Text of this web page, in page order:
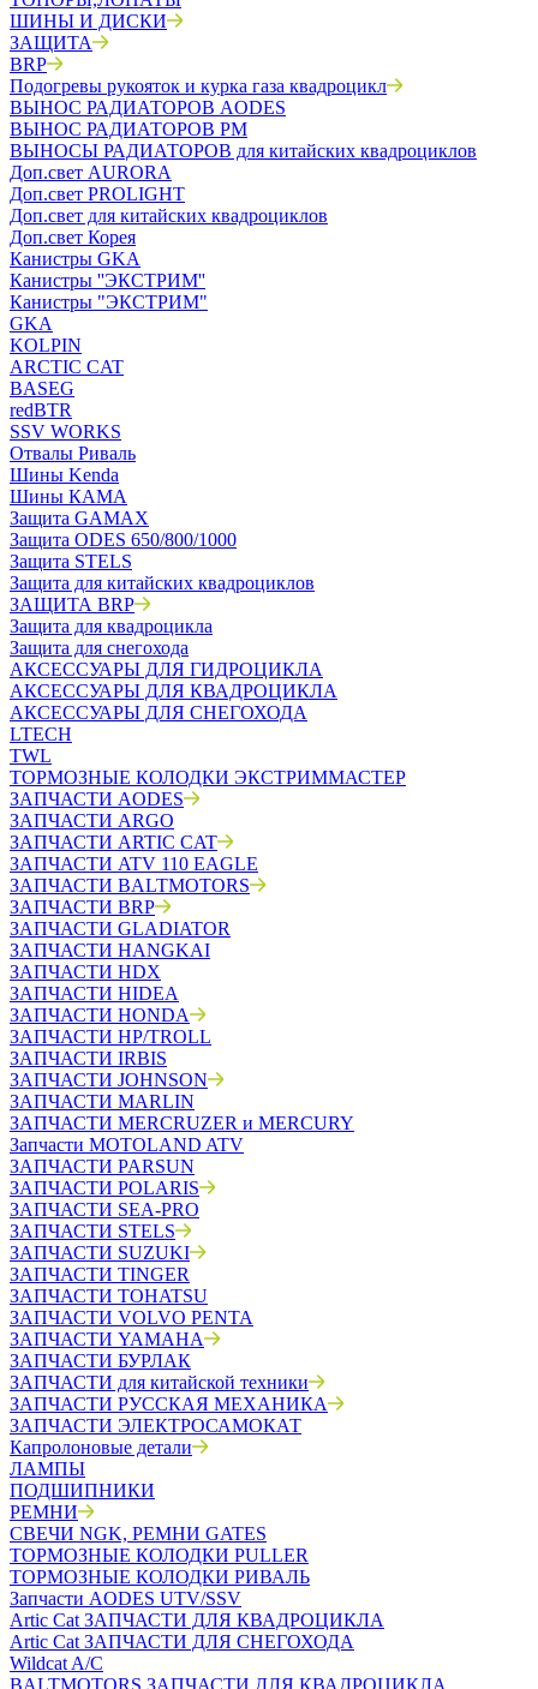
ШИНЫ И ДИСКИ
ЗАЩИТА
BRP
Подогревы рукояток и курка газа квадроцикл
ВЫНОС РАДИАТОРОВ AODES
ВЫНОС РАДИАТОРОВ РМ
ВЫНОСЫ РАДИАТОРОВ для китайских квадроциклов
Доп.свет AURORA
Доп.свет PROLIGHT
Доп.свет для китайских квадроциклов
Доп.свет Корея
Канистры GKA
Канистры ''ЭКСТРИМ''
Канистры "ЭКСТРИМ"
GKA
KOLPIN
ARCTIC CAT
BASEG
redBTR
SSV WORKS
Отвалы Риваль
Шины Kenda
Шины КАМА
Защита GAMAX
Защита ODES 650/800/1000
Защита STELS
Защита для китайских квадроциклов
ЗАЩИТА BRP
Защита для квадроцикла
Защита для снегохода
АКСЕССУАРЫ ДЛЯ ГИДРОЦИКЛА
АКСЕССУАРЫ ДЛЯ КВАДРОЦИКЛА
АКСЕССУАРЫ ДЛЯ СНЕГОХОДА
LTECH
TWL
ТОРМОЗНЫЕ КОЛОДКИ ЭКСТРИММАСТЕР
ЗАПЧАСТИ AODES
ЗАПЧАСТИ ARGO
ЗАПЧАСТИ ARTIC CAT
ЗАПЧАСТИ ATV 110 EAGLE
ЗАПЧАСТИ BALTMOTORS
ЗАПЧАСТИ BRP
ЗАПЧАСТИ GLADIATOR
ЗАПЧАСТИ HANGKAI
ЗАПЧАСТИ HDX
ЗАПЧАСТИ HIDEA
ЗАПЧАСТИ HONDA
ЗАПЧАСТИ HP/TROLL
ЗАПЧАСТИ IRBIS
ЗАПЧАСТИ JOHNSON
ЗАПЧАСТИ MARLIN
ЗАПЧАСТИ MERCRUZER и MERCURY
Запчасти MOTOLAND ATV
ЗАПЧАСТИ PARSUN
ЗАПЧАСТИ POLARIS
ЗАПЧАСТИ SEA-PRO
ЗАПЧАСТИ STELS
ЗАПЧАСТИ SUZUKI
ЗАПЧАСТИ TINGER
ЗАПЧАСТИ TOHATSU
ЗАПЧАСТИ VOLVO PENTA
ЗАПЧАСТИ YAMAHA
ЗАПЧАСТИ БУРЛАК
ЗАПЧАСТИ для китайской техники
ЗАПЧАСТИ РУССКАЯ МЕХАНИКА
ЗАПЧАСТИ ЭЛЕКТРОСАМОКАТ
Капролоновые детали
ЛАМПЫ
ПОДШИПНИКИ
РЕМНИ
СВЕЧИ NGK, РЕМНИ GATES
ТОРМОЗНЫЕ КОЛОДКИ PULLER
ТОРМОЗНЫЕ КОЛОДКИ РИВАЛЬ
Запчасти AODES UTV/SSV
Artic Cat ЗАПЧАСТИ ДЛЯ КВАДРОЦИКЛА
Artic Cat ЗАПЧАСТИ ДЛЯ СНЕГОХОДА
Wildcat A/C
BALTMOTORS ЗАПЧАСТИ ДЛЯ КВАДРОЦИКЛА